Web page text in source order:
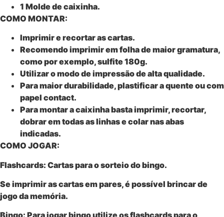
1 Molde de caixinha.
COMO MONTAR:
Imprimir e recortar as cartas.
Recomendo imprimir em folha de maior gramatura,
como por exemplo, sulfite 180g.
Utilizar o modo de impressão de alta qualidade.
Para maior durabilidade, plastificar a quente ou com
papel contact.
Para montar a caixinha basta imprimir, recortar,
dobrar em todas as linhas e colar nas abas
indicadas.
COMO JOGAR:
Flashcards: Cartas para o sorteio do bingo.
Se imprimir as cartas em pares, é possível brincar de
jogo da memória.